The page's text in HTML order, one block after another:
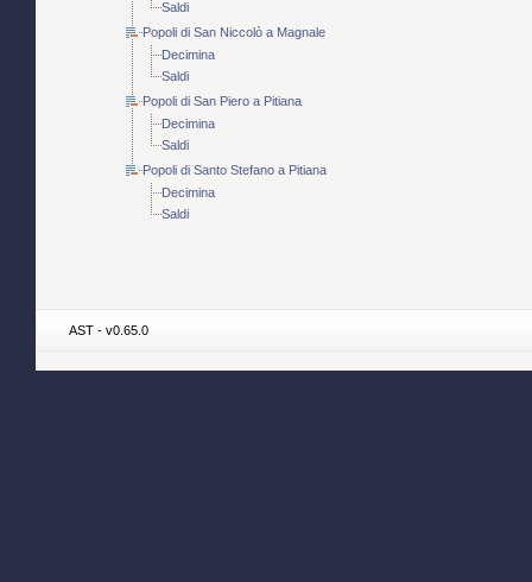
Saldi
Popoli di San Niccolò a Magnale
Decimina
Saldi
Popoli di San Piero a Pitiana
Decimina
Saldi
Popoli di Santo Stefano a Pitiana
Decimina
Saldi
AST - v0.65.0